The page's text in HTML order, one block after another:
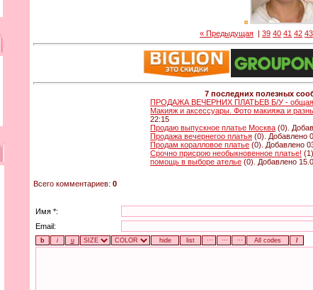
« Предыдущая | 39 40 41 42 43
7 последних полезных
ПРОДАЖА ВЕЧЕРНИХ ПЛАТЬЕВ Б/У - общая
Макияж и аксессуары. Фото макияжа и
22:15
Продаю выпускное платье Москва (0).
Продажа вечернегоо платья (0). Добавлено
Продам коралловое платье (0). Добавлено
Срочно присрою необыкновенное платье!
помощь в выборе ателье (0). Добавлено
Всего комментариев: 0
Имя *:
Email: